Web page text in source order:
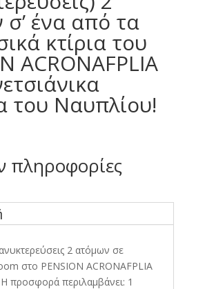
ένα από τα
κτίρια του
ACRONAFPLIA
του Ναυπλίου!
πληροφορίες
2 ατόμων σε
στο PENSION ACRONAFPLIA
προσφορά περιλαμβάνει: 1